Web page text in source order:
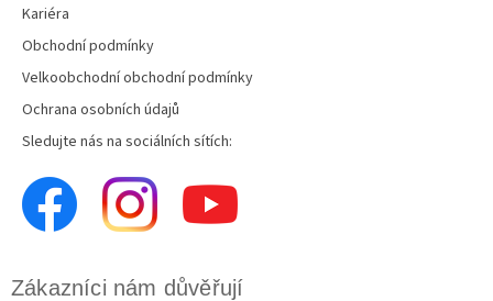
Kariéra
Obchodní podmínky
Velkoobchodní obchodní podmínky
Ochrana osobních údajů
Sledujte nás na sociálních sítích:
Zákazníci nám důvěřují